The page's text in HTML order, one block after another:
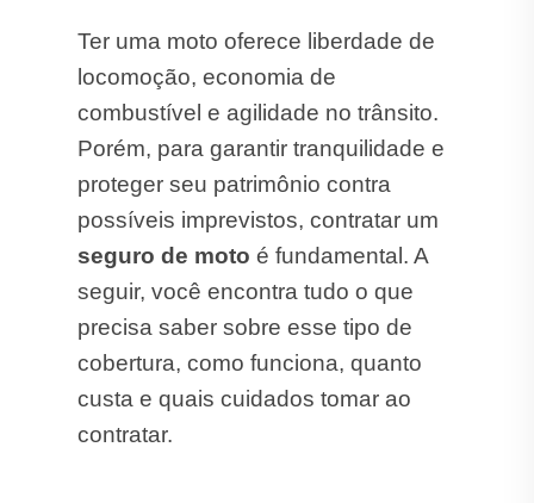
Ter uma moto oferece liberdade de
locomoção, economia de
combustível e agilidade no trânsito.
Porém, para garantir tranquilidade e
proteger seu patrimônio contra
possíveis imprevistos, contratar um
seguro de moto é fundamental. A
seguir, você encontra tudo o que
precisa saber sobre esse tipo de
cobertura, como funciona, quanto
custa e quais cuidados tomar ao
contratar.